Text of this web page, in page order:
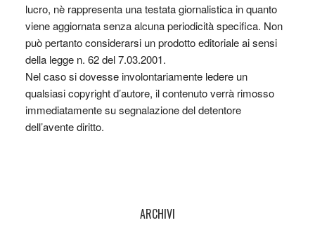
lucro, nè rappresenta una testata giornalistica in quanto
viene aggiornata senza alcuna periodicità specifica. Non
può pertanto considerarsi un prodotto editoriale ai sensi
della legge n. 62 del 7.03.2001.
Nel caso si dovesse involontariamente ledere un
qualsiasi copyright d’autore, il contenuto verrà rimosso
immediatamente su segnalazione del detentore
dell’avente diritto.
ARCHIVI